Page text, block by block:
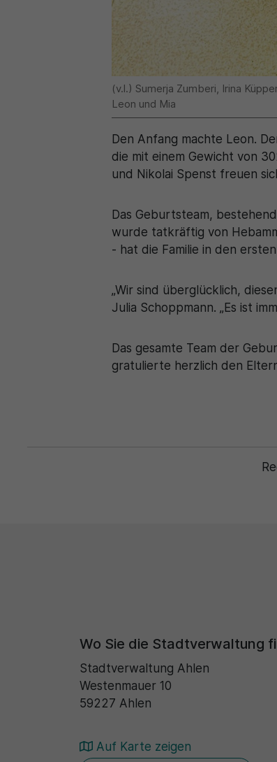
(v.l.) Sumerja Zumberi, Irina
Leon und Mia
Den Anfang machte Leon.
die mit einem Gewicht von
und Nikolai Spenst freuen
Das Geburtsteam,
wurde tatkräftig von
- hat die Familie in den
„Wir sind überglücklich,
Julia Schoppmann. „Es ist
Das gesamte Team der
gratulierte herzlich den
Wo Sie die Stadtverwaltung
Stadtverwaltung Ahlen
Westenmauer 10
59227 Ahlen
Auf Karte zeigen